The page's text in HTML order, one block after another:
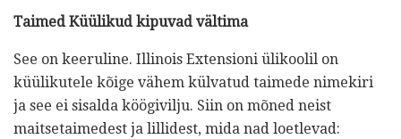
Taimed Küülikud kipuvad vältima
See on keeruline. Illinois Extensioni ülikoolil on
küülikutele kõige vähem külvatud taimede nimekiri
ja see ei sisalda köögivilju. Siin on mõned neist
maitsetaimedest ja lillidest, mida nad loetlevad: